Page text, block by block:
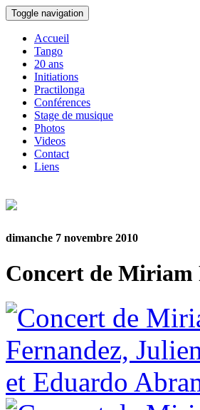
Toggle navigation
Accueil
Tango
20 ans
Initiations
Practilonga
Conférences
Stage de musique
Photos
Videos
Contact
Liens
dimanche 7 novembre 2010
Concert de Miriam